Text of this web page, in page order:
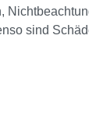
sind